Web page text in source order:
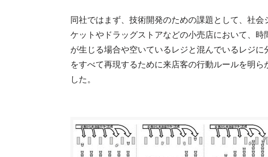
同社ではまず、技術開発のための課題として、社
ケットやドラッグストアなどの小売店において、
が生じる場合や空いているレジと混んでいるレジ
をすべて再現するために来店客の行動ルールを明
した。